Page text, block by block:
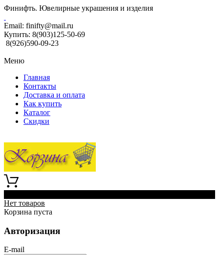
Финифть. Ювелирные украшения и изделия
Email: finifty@mail.ru
Купить: 8(903)125-50-69
8(926)590-09-23
Меню
Главная
Контакты
Доставка и оплата
Как купить
Каталог
Скидки
Нет товаров
Корзина пуста
Авторизация
E-mail